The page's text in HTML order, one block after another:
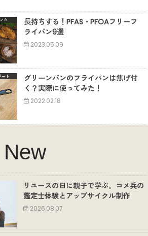
ム
長持ちする！PFAS・PFOAフリーフ
ライパン9選
2023.05.09
ート
グリーンパンのフライパンは焦げ付
く？実際に使ってみた！
2022.02.18
リユースの日に親子で学ぶ。コメ兵の
鑑定士体験とアップサイクル制作
2026.08.07